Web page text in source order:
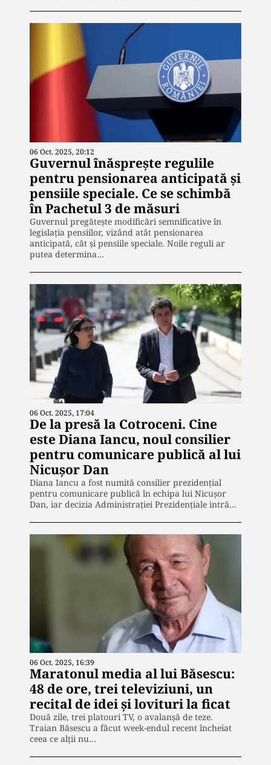
06 Oct. 2025, 20:12
Guvernul înăsprește regulile
pentru pensionarea anticipată și
pensiile speciale. Ce se schimbă
în Pachetul 3 de măsuri
Guvernul pregătește modificări semnificative în
legislația pensiilor, vizând atât pensionarea
anticipată, cât și pensiile speciale. Noile reguli ar
putea determina…
06 Oct. 2025, 17:04
De la presă la Cotroceni. Cine
este Diana Iancu, noul consilier
pentru comunicare publică al lui
Nicușor Dan
Diana Iancu a fost numită consilier prezidențial
pentru comunicare publică în echipa lui Nicușor
Dan, iar decizia Administrației Prezidențiale intră…
06 Oct. 2025, 16:39
Maratonul media al lui Băsescu:
48 de ore, trei televiziuni, un
recital de idei și lovituri la ficat
Două zile, trei platouri TV, o avalanșă de teze.
Traian Băsescu a făcut week-endul recent încheiat
ceea ce alții nu…